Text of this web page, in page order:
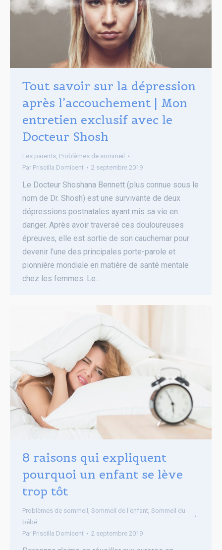
Tout savoir sur la dépression
après l’accouchement | Mon
entretien exclusif avec le
Docteur Shosh
Les parents, Problèmes de sommeil
Par Priscilla Domicent 2 septembre 2019
Le Docteur Shoshana Bennett (plus connue sous le
nom de Dr. Shosh) est une survivante de deux
dépressions postnatales ayant mis sa vie en
danger. Après avoir traversé ces douloureuses
épreuves, elle est sortie de son cauchemar pour
devenir l’une des principales porte-parole et
pionnière mondiale en matière de santé mentale
chez les femmes. Le…
8 raisons qui expliquent
pourquoi un enfant se lève
trop tôt
Problèmes de sommeil , Sommeil de l'enfant, Sommeil du
bébé
Par Priscilla Domicent 2 septembre 2019